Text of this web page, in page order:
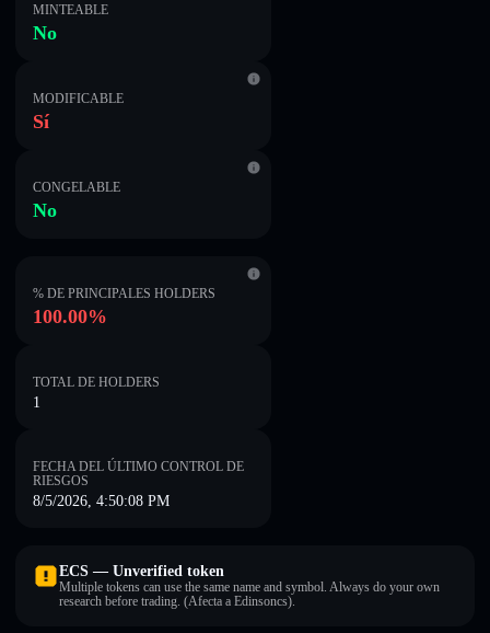
MINTEABLE
No
MODIFICABLE
Sí
CONGELABLE
No
% DE PRINCIPALES HOLDERS
100.00%
TOTAL DE HOLDERS
1
FECHA DEL ÚLTIMO CONTROL DE
RIESGOS
8/5/2026, 4:50:08 PM
ECS — Unverified token
Multiple tokens can use the same name and symbol. Always do your own
research before trading. (Afecta a Edinsoncs).